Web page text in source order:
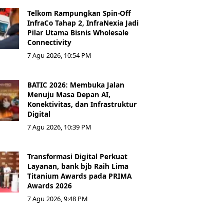
Telkom Rampungkan Spin-Off
InfraCo Tahap 2, InfraNexia Jadi
Pilar Utama Bisnis Wholesale
Connectivity
7 Agu 2026, 10:54 PM
BATIC 2026: Membuka Jalan
Menuju Masa Depan AI,
Konektivitas, dan Infrastruktur
Digital
7 Agu 2026, 10:39 PM
Transformasi Digital Perkuat
Layanan, bank bjb Raih Lima
Titanium Awards pada PRIMA
Awards 2026
7 Agu 2026, 9:48 PM